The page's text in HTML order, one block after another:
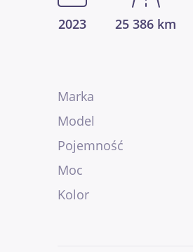
2023 25 386 km
Marka
Model
Pojemność
Moc
Kolor